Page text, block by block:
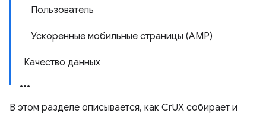
Пользователь
Ускоренные мобильные страницы (AMP)
Качество данных
В этом разделе описывается, как CrUX собирает и